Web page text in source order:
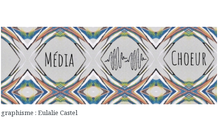
graphisme : Eulalie Castel